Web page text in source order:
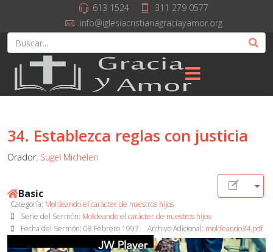
613 1524
311 279 0577
info@iglesiacristianagraciayamor.org
34. Establezca reglas con justicia
Orador: Sugel Michelen
Basic
Categoría: Moldeando el carácter de nuestros hijos
Serie del Sermón: Moldeando el carácter de nuestros hijos
Fecha del Sermón: 08 Febrero 1997 Archivo Adicional: moldeando34.pdf